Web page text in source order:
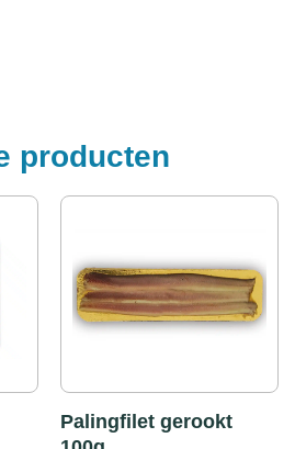
producten
Palingfilet gerookt